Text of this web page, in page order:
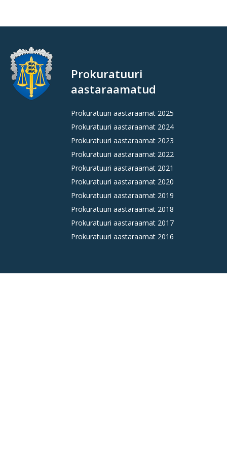
Prokuratuuri
aastaraamatud
Prokuratuuri aastaraamat 2025
Prokuratuuri aastaraamat 2024
Prokuratuuri aastaraamat 2023
Prokuratuuri aastaraamat 2022
Prokuratuuri aastaraamat 2021
Prokuratuuri aastaraamat 2020
Prokuratuuri aastaraamat 2019
Prokuratuuri aastaraamat 2018
Prokuratuuri aastaraamat 2017
Prokuratuuri aastaraamat 2016